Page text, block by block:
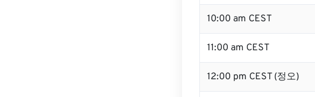
10:00 am CEST
11:00 am CEST
12:00 pm CEST (정오)